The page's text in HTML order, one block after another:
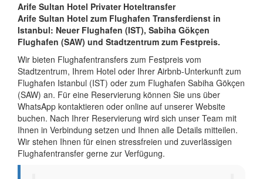
Arife Sultan Hotel Privater Hoteltransfer
Arife Sultan Hotel zum Flughafen Transferdienst in
Istanbul: Neuer Flughafen (IST), Sabiha Gökçen
Flughafen (SAW) und Stadtzentrum zum Festpreis.
Wir bieten Flughafentransfers zum Festpreis vom
Stadtzentrum, Ihrem Hotel oder Ihrer Airbnb-Unterkunft zum
Flughafen Istanbul (IST) oder zum Flughafen Sabiha Gökçen
(SAW) an. Für eine Reservierung können Sie uns über
WhatsApp kontaktieren oder online auf unserer Website
buchen. Nach Ihrer Reservierung wird sich unser Team mit
Ihnen in Verbindung setzen und Ihnen alle Details mitteilen.
Wir stehen Ihnen für einen stressfreien und zuverlässigen
Flughafentransfer gerne zur Verfügung.